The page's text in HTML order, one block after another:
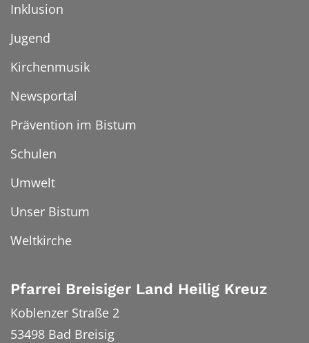
Inklusion
Jugend
Kirchenmusik
Newsportal
Prävention im Bistum
Schulen
Umwelt
Unser Bistum
Weltkirche
Pfarrei Breisiger Land Heilig Kreuz
Koblenzer Straße 2
53498 Bad Breisig